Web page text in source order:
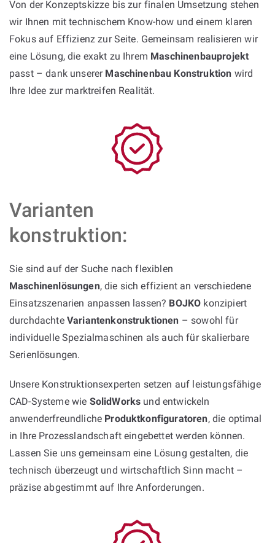
Von der Konzeptskizze bis zur finalen Umsetzung stehen
wir Ihnen mit technischem Know-how und einem klaren
Fokus auf Effizienz zur Seite. Gemeinsam realisieren wir
eine Lösung, die exakt zu Ihrem Maschinenbauprojekt
passt – dank unserer Maschinenbau Konstruktion wird
Ihre Idee zur marktreifen Realität.
Varianten
konstruktion:
Sie sind auf der Suche nach flexiblen
Maschinenlösungen, die sich effizient an verschiedene
Einsatzszenarien anpassen lassen? BOJKO konzipiert
durchdachte Variantenkonstruktionen – sowohl für
individuelle Spezialmaschinen als auch für skalierbare
Serienlösungen.
Unsere Konstruktionsexperten setzen auf leistungsfähige
CAD-Systeme wie SolidWorks und entwickeln
anwenderfreundliche Produktkonfiguratoren, die optimal
in Ihre Prozesslandschaft eingebettet werden können.
Lassen Sie uns gemeinsam eine Lösung gestalten, die
technisch überzeugt und wirtschaftlich Sinn macht –
präzise abgestimmt auf Ihre Anforderungen.